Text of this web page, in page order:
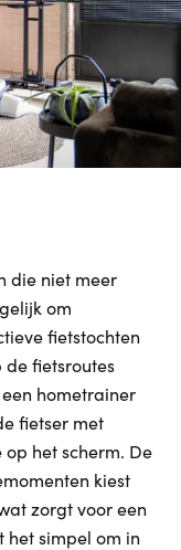
die niet meer
om
fietstochten
fietsroutes
hometrainer
fietser met
het scherm. De
kiest
zorgt voor een
het simpel om in